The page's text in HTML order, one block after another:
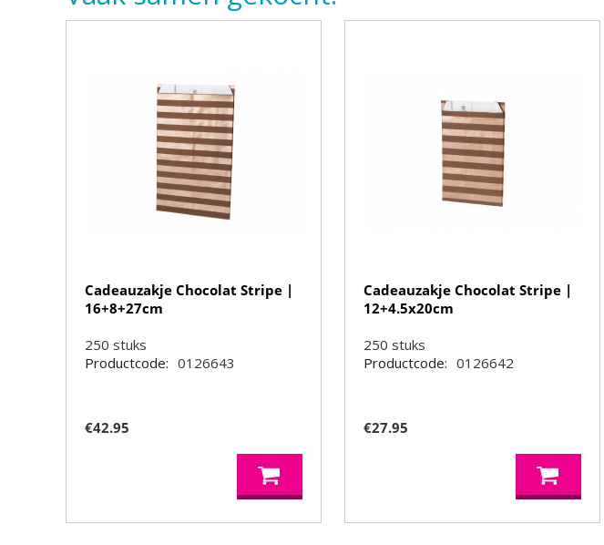
Cadeauzakje Chocolat Stripe |
16+8+27cm
250 stuks
Productcode: 0126643
€42.95
Cadeauzakje Chocolat Stripe |
12+4.5x20cm
250stuks
Productcode: 0126642
€27.95